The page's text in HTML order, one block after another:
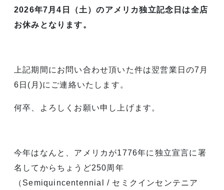
2026年7月4日（土）のアメリカ独立記念日は全店
お休みとなります。
上記期間にお問い合わせ頂いた件は翌営業日の7月
6日(月)にご連絡いたします。
何卒、よろしくお願い申し上げます。
今年はなんと、アメリカが1776年に独立宣言に署
名してからちょうど250周年
（Semiquincentennial / セミクインセンテニア